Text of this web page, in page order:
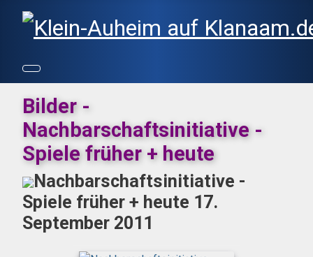
Bilder -
Nachbarschaftsinitiative -
Spiele früher + heute
Nachbarschaftsinitiative -
Spiele früher + heute 17.
September 2011